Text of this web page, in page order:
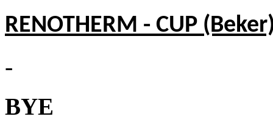
RENOTHERM - CUP
-
BYE